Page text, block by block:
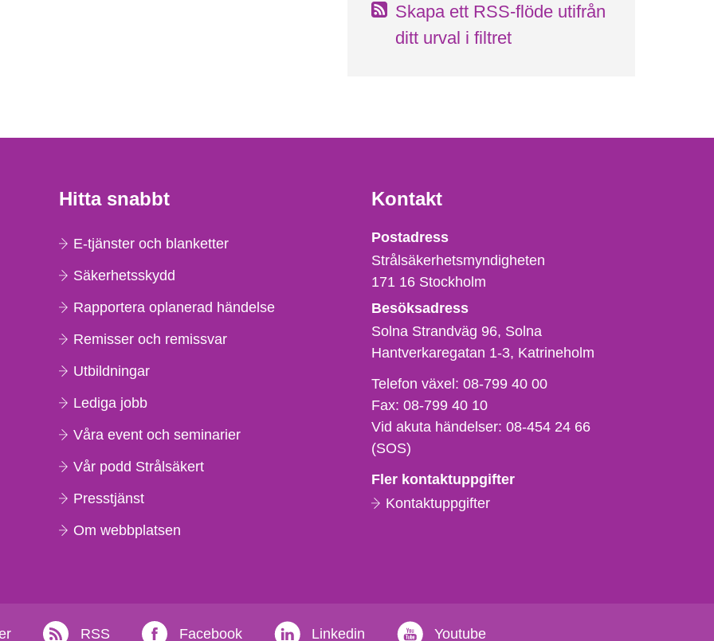
Skapa ett RSS-flöde utifrån
ditt urval i filtret
Hitta snabbt
E-tjänster och blanketter
Säkerhetsskydd
Rapportera oplanerad händelse
Remisser och remissvar
Utbildningar
Lediga jobb
Våra event och seminarier
Vår podd Strålsäkert
Presstjänst
Om webbplatsen
Kontakt
Strålsäkerhetsmyndigheten
Postadress
Strålsäkerhetsmyndigheten
171 16 Stockholm
Besöksadress
Solna Strandväg 96, Solna
Hantverkaregatan 1-3 Katrineholm
Telefon,
fax
och
e-
Telefon växel:08-799 40 00
Fax:08-799 40 10
Vid akuta händelser:08-454 24 66
(SOS)
Fler kontaktuppgifter
Kontaktuppgifter
RSS Facebook Linkedin Youtube